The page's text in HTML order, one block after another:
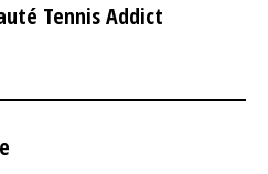
Tennis Addict